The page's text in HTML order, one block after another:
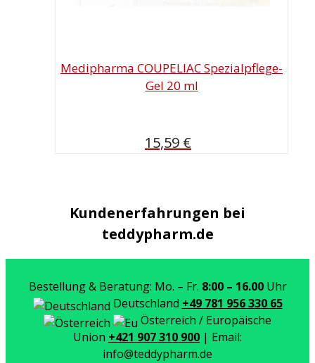
Medipharma COUPELIAC Spezialpflege-
Gel 20 ml
15,59 €
Kundenerfahrungen bei
teddypharm.de
Bestellung & Beratung: Mo. – Fr. 8:00 – 16.00Uhr
Deutschland +49 781 956 330 65
Österreich / Europäische
Union +421 907 310 900 | Email:
info@teddypharm.de